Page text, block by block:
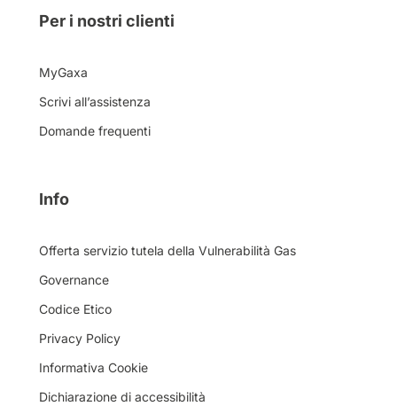
Per i nostri clienti
MyGaxa
Scrivi all’assistenza
Domande frequenti
Info
Offerta servizio tutela della Vulnerabilità Gas
Governance
Codice Etico
Privacy Policy
Informativa Cookie
Dichiarazione di accessibilità